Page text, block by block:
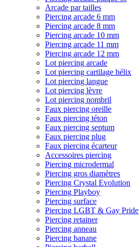
Arcade par tailles
Piercing arcade 6 mm
Piercing arcade 8 mm
Piercing arcade 10 mm
Piercing arcade 11 mm
Piercing arcade 12 mm
Lot piercing arcade
Lot piercing cartilage hélix
Lot piercing langue
Lot piercing lèvre
Lot piercing nombril
Faux piercing oreille
Faux piercing téton
Faux piercing septum
Faux piercing plug
Faux piercing écarteur
Accessoires piercing
Piercing microdermal
Piercing gros diamètres
Piercing Crystal Evolution
Piercing Playboy
Piercing surface
Piercing LGBT & Gay Pride
Piercing retainer
Piercing anneau
Piercing banane